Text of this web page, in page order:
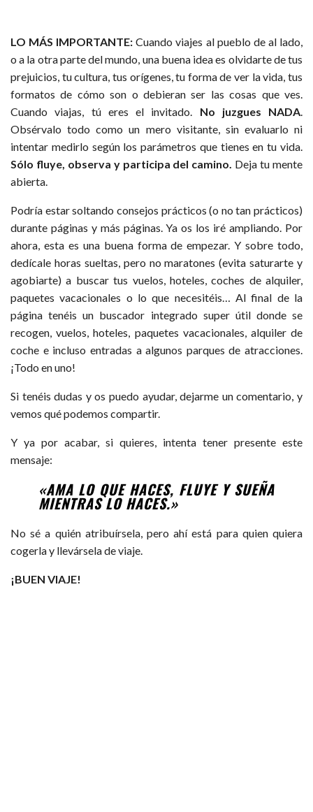
LO MÁS IMPORTANTE: Cuando viajes al pueblo de al lado,
o a la otra parte del mundo, una buena idea es olvidarte de tus
prejuicios, tu cultura, tus orígenes, tu forma de ver la vida, tus
formatos de cómo son o debieran ser las cosas que ves.
Cuando viajas, tú eres el invitado. No juzgues NADA.
Obsérvalo todo como un mero visitante, sin evaluarlo ni
intentar medirlo según los parámetros que tienes en tu vida.
Sólo fluye, observa y participa del camino. Deja tu mente
abierta.
Podría estar soltando consejos prácticos (o no tan prácticos)
durante páginas y más páginas. Ya os los iré ampliando. Por
ahora, esta es una buena forma de empezar. Y sobre todo,
dedícale horas sueltas, pero no maratones (evita saturarte y
agobiarte) a buscar tus vuelos, hoteles, coches de alquiler,
paquetes vacacionales o lo que necesitéis… Al final de la
página tenéis un buscador integrado super útil donde se
recogen, vuelos, hoteles, paquetes vacacionales, alquiler de
coche e incluso entradas a algunos parques de atracciones.
¡Todo en uno!
Si tenéis dudas y os puedo ayudar, dejarme un comentario, y
vemos qué podemos compartir.
Y ya por acabar, si quieres, intenta tener presente este
mensaje:
«AMA LO QUE HACES, FLUYE Y SUEÑA
MIENTRAS LO HACES.»
No sé a quién atribuírsela, pero ahí está para quien quiera
cogerla y llevársela de viaje.
¡BUEN VIAJE!